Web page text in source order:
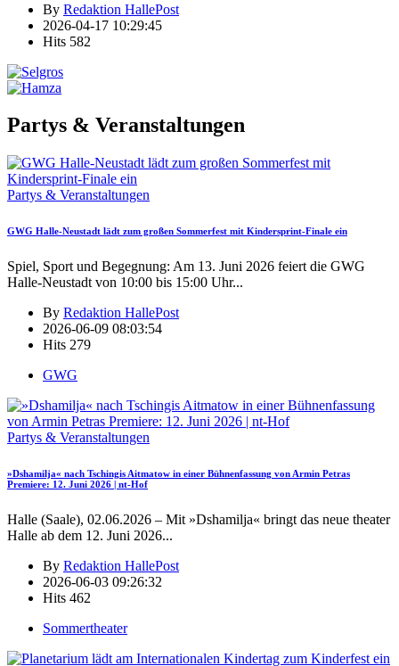
By Redaktion HallePost
2026-04-17 10:29:45
Hits 582
Partys & Veranstaltungen
Partys & Veranstaltungen
GWG Halle-Neustadt lädt zum großen Sommerfest mit Kindersprint-Finale ein
Spiel, Sport und Begegnung: Am 13. Juni 2026 feiert die GWG
Halle-Neustadt von 10:00 bis 15:00 Uhr...
By Redaktion HallePost
2026-06-09 08:03:54
Hits 279
GWG
Partys & Veranstaltungen
»Dshamilja« nach Tschingis Aitmatow in einer Bühnenfassung von Armin Petras
Premiere: 12. Juni 2026 | nt-Hof
Halle (Saale), 02.06.2026 – Mit »Dshamilja« bringt das neue theater
Halle ab dem 12. Juni 2026...
By Redaktion HallePost
2026-06-03 09:26:32
Hits 462
Sommertheater